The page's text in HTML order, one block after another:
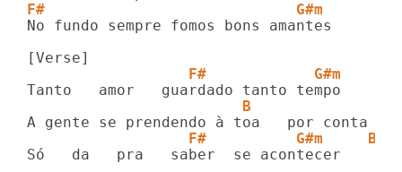
F#                            G#m
No fundo sempre fomos bons amantes
                  F#            G#m
B
                  F#          G#m     B
Só   da   pra   saber  se acontecer